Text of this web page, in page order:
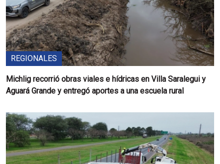
REGIONALES
Michlig recorrió obras viales e hídricas en Villa Saralegui y
Aguará Grande y entregó aportes a una escuela rural